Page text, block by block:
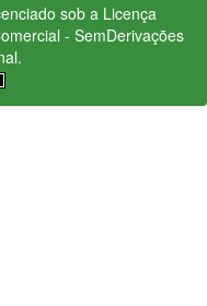
sob a Licença
- SemDerivações